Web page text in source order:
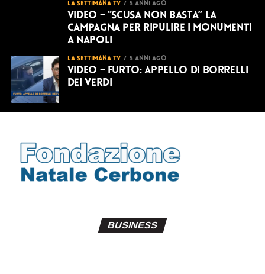
LA SETTIMANA TV 5 anni ago
VIDEO – “Scusa non basta” la
campagna per ripulire i monumenti
a Napoli
LA SETTIMANA TV 5 anni ago
VIDEO – Furto: Appello di Borrelli
dei Verdi
BUSINESS